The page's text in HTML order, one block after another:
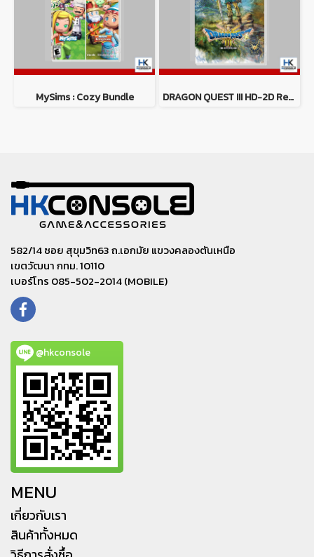
MySims : Cozy Bundle DRAGON QUEST III HD-2D Remake
582/14 ซอย สุขุมวิท63 ถ.เอกมัย แขวงคลองตันเหนือ
เขตวัฒนา กทม. 10110
เบอร์โทร 085-502-2014 (MOBILE)
@hkconsole
MENU
เกี่ยวกับเรา
สินค้าทั้งหมด